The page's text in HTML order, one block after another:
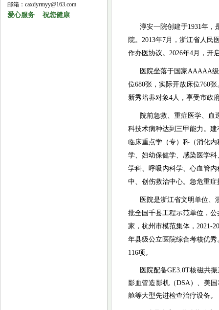
邮箱：caxdyrmyy@163.com
爱心服务 祝您健康
淳安一院创建于1931年，
院。2013年7月，浙江省人民
作办医协议。2026年4月，开
医院坐落于国家AAAAA级
位680张，实际开放床位760
新秀培养对象4人，享受市政
院前急救、重症医学、血
科技术病种达到三甲能力。
临床重点学（专）科（消化
学、妇幼保健学、感染医学
学科、呼吸内科学、心血管
中、创伤救治中心。急危重症
医院是浙江省文明单位
批全国千县工程示范单位，
家，杭州市模范集体， 2021-
年县级公立医院综合考核优
116项。
医院配备GE3.0T核磁共
影血管造影机（DSA）、美
舱等大型先进检查治疗设备。